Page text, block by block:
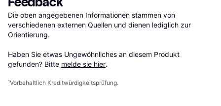
Die oben angegebenen Informationen stammen von
verschiedenen externen Quellen und dienen lediglich zur
Orientierung.
Haben Sie etwas Ungewöhnliches an diesem Produkt
gefunden? Bitte melde sie hier.
¹Vorbehaltlich Kreditwürdigkeitsprüfung.